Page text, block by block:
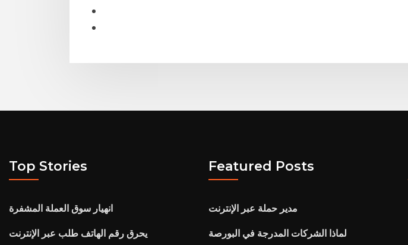
Top Stories
انهيار سوق العملة المشفرة
يحرق رقم الهاتف طلب عبر الإنترنت
Featured Posts
مدير حملة عبر الإنترنت
لماذا الشركات المدرجة في البورصة